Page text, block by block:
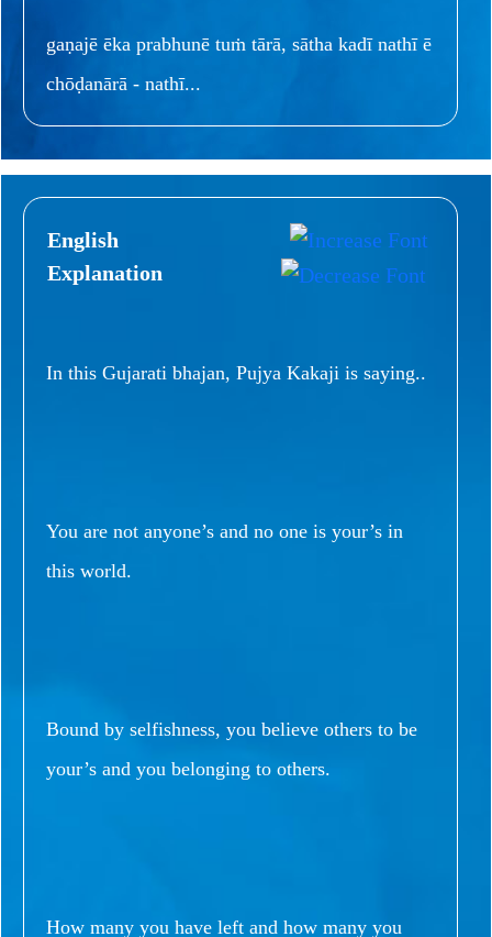
gaṇajē ēka prabhunē tuṁ tārā, sātha kadī nathī ē
chōḍanārā - nathī...
English
Explanation
In this Gujarati bhajan, Pujya Kakaji is saying..
You are not anyone’s and no one is your’s in
this world.
Bound by selfishness, you believe others to be
your’s and you belonging to others.
How many you have left and how many you